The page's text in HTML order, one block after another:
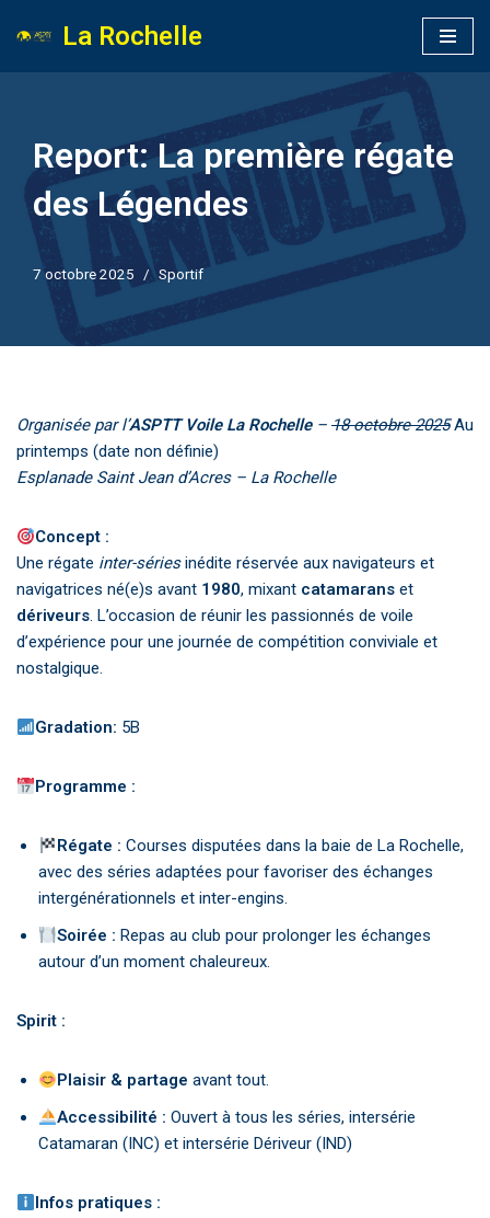
La Rochelle
Report: La première régate
des Légendes
7 octobre 2025 Sportif
Organisée par l’ASPTT Voile La Rochelle– 18 octobre 2025Au
printemps (date non définie)
Esplanade Saint Jean d’Acres – La Rochelle
Concept :
Une régate inter-sériesinédite réservée aux navigateurs et
navigatrices né(e)s avant 1980, mixant catamarans et
dériveurs. L’occasion de réunir les passionnés de voile
d’expérience pour une journée de compétition conviviale et
nostalgique.
Gradation: 5B
Programme :
Régate : Courses disputées dans la baie de La Rochelle,
avec des séries adaptées pour favoriser des échanges
intergénérationnels et inter-engins.
Soirée : Repas au club pour prolonger les échanges
autour d’un moment chaleureux.
Spirit :
Plaisir & partage avant tout.
Accessibilité : Ouvert à tous les séries, intersérie
Catamaran (INC) et intersérie Dériveur (IND)
Infos pratiques :